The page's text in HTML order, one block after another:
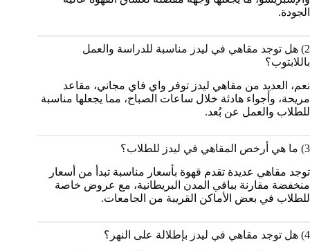
الجودة.
2) هل توجد مقاهي في ليدز مناسبة للدراسة والعمل
باللابتوب؟
نعم، العديد من مقاهي ليدز توفر واي فاي مجاني، مقاعد
مريحة، وأجواء هادئة خلال ساعات الصباح، مما يجعلها مناسبة
للطلاب والعمل عن بُعد.
3) ما هي أرخص المقاهي في ليدز للطلاب؟
توجد مقاهي عديدة تقدم قهوة بأسعار مناسبة تبدأ من أسعار
منخفضة مقارنة بباقي المدن البريطانية، مع عروض خاصة
للطلاب في بعض الأماكن القريبة من الجامعات.
4) هل توجد مقاهي في ليدز بإطلالة على النهر؟